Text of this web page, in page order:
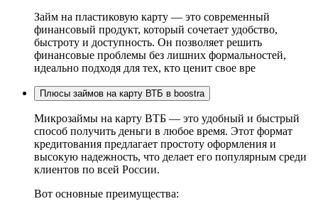
Займ на пластиковую карту — это современный
финансовый продукт, который сочетает удобство,
быстроту и доступность. Он позволяет решить
финансовые проблемы без лишних формальностей,
идеально подходя для тех, кто ценит свое вре
Плюсы займов на карту ВТБ в boostra
Микрозаймы на карту ВТБ — это удобный и быстрый
способ получить деньги в любое время. Этот формат
кредитования предлагает простоту оформления и
высокую надежность, что делает его популярным среди
клиентов по всей России.
Вот основные преимущества: